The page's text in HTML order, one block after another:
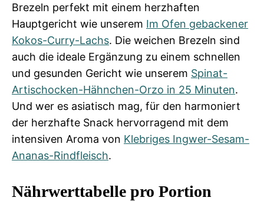
Brezeln perfekt mit einem herzhaften
Hauptgericht wie unserem Im Ofen gebackener
Kokos-Curry-Lachs. Die weichen Brezeln sind
auch die ideale Ergänzung zu einem schnellen
und gesunden Gericht wie unserem Spinat-
Artischocken-Hähnchen-Orzo in 25 Minuten.
Und wer es asiatisch mag, für den harmoniert
der herzhafte Snack hervorragend mit dem
intensiven Aroma von Klebriges Ingwer-Sesam-
Ananas-Rindfleisch.
Nährwerttabelle pro Portion